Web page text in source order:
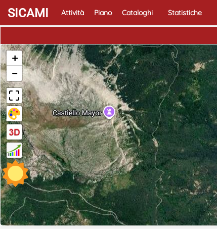
SICAMI Attività Piano Cataloghi Statistiche
+
−